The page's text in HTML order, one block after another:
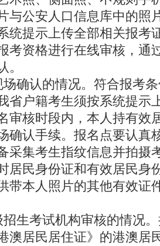
与公安人口信息库中的照
统提示上传全部相关报考
考资格进行在线审核，通
。
场确认的情况。符合报考
省户籍考生须按系统提示
审核时段内，本人持有效
确认手续。报名点要认真
采集考生指纹信息并拍摄
居民身份证和有效居民身
带本人照片的其他有效证
招生考试机构审核的情况
澳居民居住证》的港澳居